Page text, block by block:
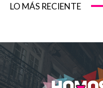
LO MÁS RECIENTE